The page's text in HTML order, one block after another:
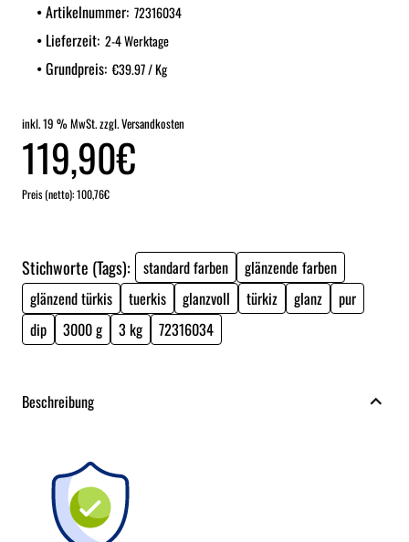
Artikelnummer: 72316034
Lieferzeit: 2-4 Werktage
Grundpreis: €39.97 / Kg
inkl. 19 % MwSt. zzgl. Versandkosten
119,90€
Preis (netto): 100,76€
Stichworte (Tags): standard farben
glänzende farben
glänzend türkis
tuerkis glanzvoll türkiz glanz
pur
dip
3000 g 3 kg 72316034
Beschreibung